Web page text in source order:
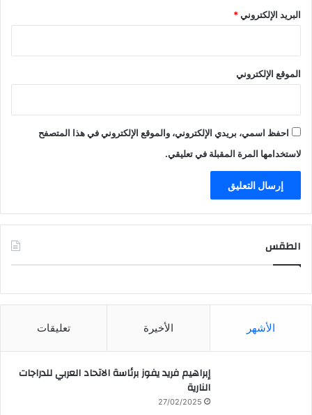
البريد الإلكتروني*
الموقع الإلكتروني
احفظ اسمي، بريدي الإلكتروني، والموقع الإلكتروني في هذا المتصفح
لاستخدامها المرة المقبلة في تعليقي.
الطقس
الأشهر الأخيرة تعليقات
إبراهيم فريد يفوز برئاسة الاتحاد العربي للدراجات
النارية
27/02/2025